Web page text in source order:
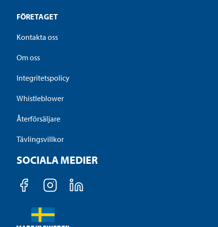
FÖRETAGET
Kontakta oss
Om oss
Integritetspolicy
Whistleblower
Återförsäljare
Tävlingsvillkor
SOCIALA MEDIER